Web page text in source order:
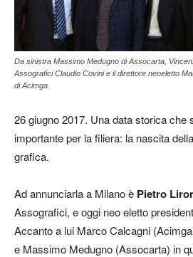
Da sinistra Massimo Medugno di Assocarta,
Assografici Claudio Covini e il direttore neoeletto
di Acimga.
26 giugno 2017. Una data storica che
importante per la filiera: la nascita
grafica.
Ad annunciarla a Milano è Pietro
Assografici, e oggi neo eletto
Accanto a lui Marco Calcagni
e Massimo Medugno (Assocarta) in